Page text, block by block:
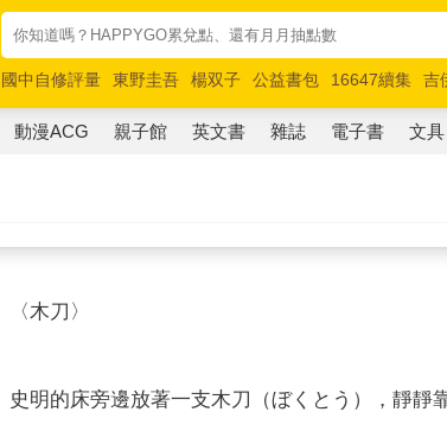
國中自修評量 東野圭吾 楊双子 公益書包 16647續集 吉
唯紅花綻放
奧德賽 路邊攤新作 馬斯克 玩具總動員5 超
動漫ACG 親子館 英文書 雜誌 電子書 文具
〈木刀〉
史明的床旁邊放著一支木刀（ぼくとう），靜靜